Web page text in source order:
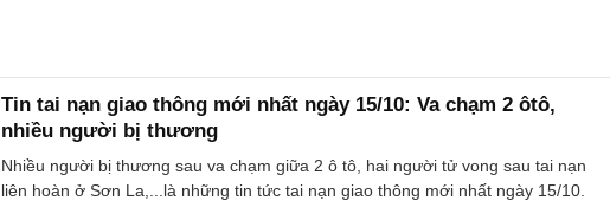
Tin tai nạn giao thông mới nhất ngày 15/10: Va chạm 2 ôtô,
nhiều người bị thương
Nhiều người bị thương sau va chạm giữa 2 ô tô, hai người tử vong sau tai nạn
liên hoàn ở Sơn La,...là những tin tức tai nạn giao thông mới nhất ngày 15/10.